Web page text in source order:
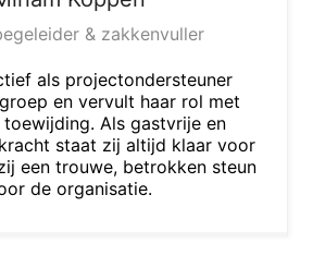
& zakkenvuller
als projectondersteuner
en vervult haar rol met
Als gastvrije en
staat zij altijd klaar voor
een trouwe, betrokken steun
de organisatie.